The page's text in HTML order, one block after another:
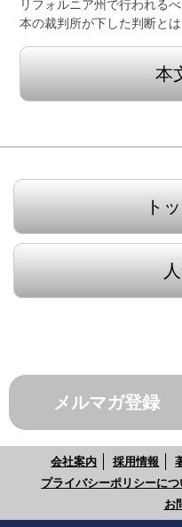
リフォルニア州で行われる
本の裁判所が下した判断とは
本
ト
メルマガ登録
会社案内 採用情報
プライバシーポリシーにつ
お